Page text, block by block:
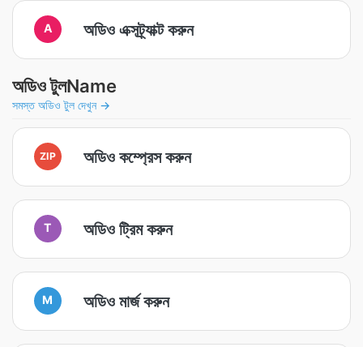
A অডিও এক্সট্র্যাক্ট করুন
অডিও টুলName
সমস্ত অডিও টুল দেখুন →
ZIP অডিও কম্প্রেস করুন
T অডিও ট্রিম করুন
M অডিও মার্জ করুন